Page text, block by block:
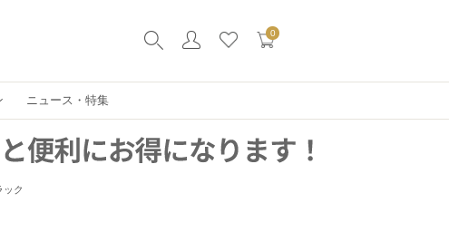
0
ニュース・特集
ック